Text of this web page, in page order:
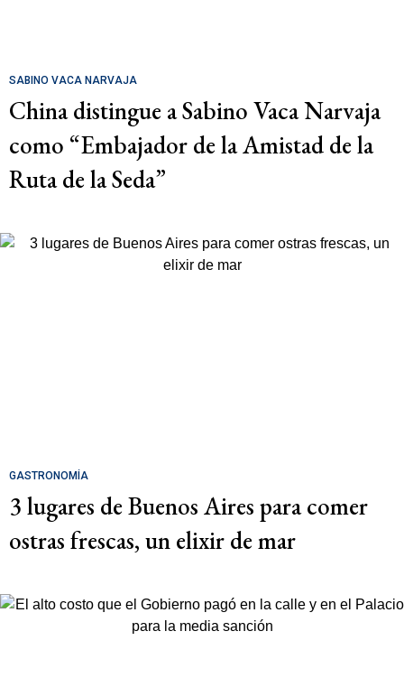
SABINO VACA NARVAJA
China distingue a Sabino Vaca Narvaja
como “Embajador de la Amistad de la
Ruta de la Seda”
GASTRONOMÍA
3 lugares de Buenos Aires para comer
ostras frescas, un elixir de mar